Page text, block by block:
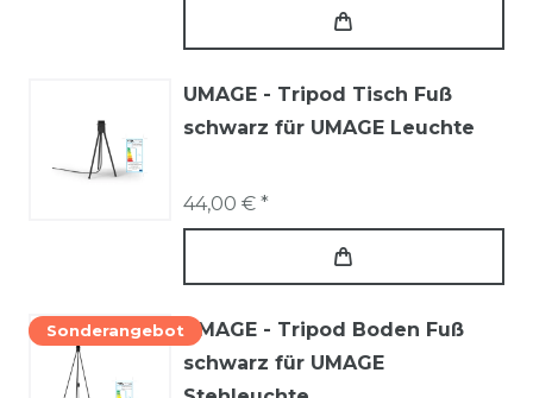
UMAGE - Tripod Tisch Fuß
schwarz für UMAGE Leuchte
44,00 € *
SonderangebotUMAGE - Tripod Boden Fuß
schwarz für UMAGE